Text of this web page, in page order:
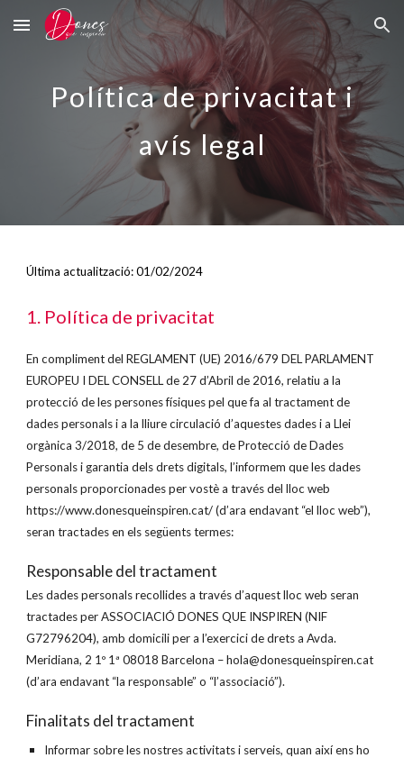
Skip to main content Skip to navigation
Política de privacitat i
avís legal
Última actualització: 01/02/2024
1. Política de privacitat
En compliment del REGLAMENT (UE) 2016/679 DEL PARLAMENT
EUROPEU I DEL CONSELL de 27 d’Abril de 2016, relatiu a la
protecció de les persones físiques pel que fa al tractament de
dades personals i a la lliure circulació d’aquestes dades i a Llei
orgànica 3/2018, de 5 de desembre, de Protecció de Dades
Personals i garantia dels drets digitals, l’informem que les dades
personals proporcionades per vostè a través del lloc web
https://www.donesqueinspiren.cat/ (d’ara endavant “el lloc web”),
seran tractades en els següents termes:
Responsable del tractament
Les dades personals recollides a través d’aquest lloc web seran
tractades per ASSOCIACIÓ DONES QUE INSPIREN (NIF
G72796204), amb domicili per a l’exercici de drets a Avda.
Meridiana, 2 1º 1ª 08018 Barcelona – hola@donesqueinspiren.cat
(d’ara endavant “la responsable” o “l’associació”).
Finalitats del tractament
Informar sobre les nostres activitats i serveis, quan així ens ho